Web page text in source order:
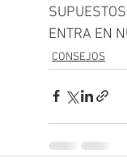
ENTRA EN
CONSEJOS